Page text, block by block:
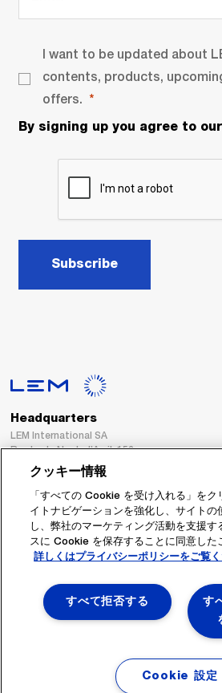
I want to be updated about
contents, products,
offers.
By signing up you agree to our
Subscribe
Headquarters
LEM International SA
Route du Nant-d’Avril, 152
1217 Meyrin
Switzerland
Tel. :
+41 22 706 11 11
Fax : +41 22 794 94 78
フォローする
クッキー情報
「すべての Cookie を受け入れる」をク
イトナビゲーションを強化し、サイトの
し、弊社のマーケティング活動を支援す
スに Cookie を保存することに同意した
詳しくはプライバシーポリシーをご覧く
す
すべて拒否する
Cookie 設定